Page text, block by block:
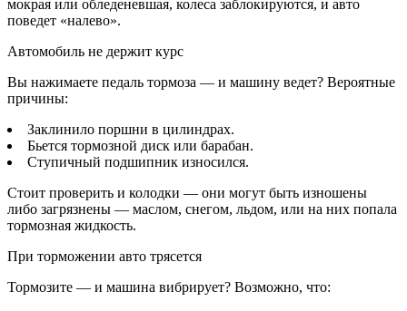
мокрая или обледеневшая, колеса заблокируются, и авто
поведет «налево».
Автомобиль не держит курс
Вы нажимаете педаль тормоза — и машину ведет? Вероятные
причины:
Заклинило поршни в цилиндрах.
Бьется тормозной диск или барабан.
Ступичный подшипник износился.
Стоит проверить и колодки — они могут быть изношены
либо загрязнены — маслом, снегом, льдом, или на них попала
тормозная жидкость.
При торможении авто трясется
Тормозите — и машина вибрирует? Возможно, что: